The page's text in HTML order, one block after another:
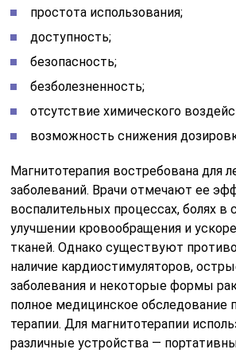
простота использования;
доступность;
безопасность;
безболезненность;
отсутствие химического
возможность снижения
Магнитотерапия востребована для
заболеваний. Врачи отмечают ее
воспалительных процессах, болях в
улучшении кровообращения и
тканей. Однако существуют
наличие кардиостимуляторов,
заболевания и некоторые формы
полное медицинское обследование
терапии. Для магнитотерапии
различные устройства —